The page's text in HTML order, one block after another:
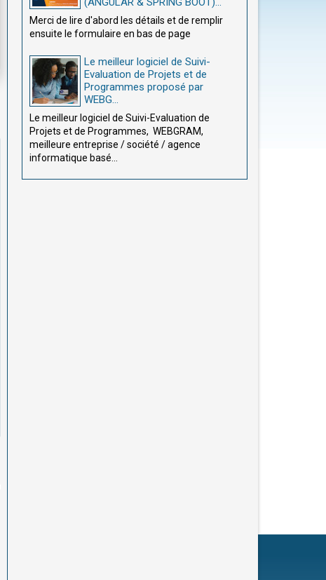
Merci de lire d'abord les détails et de remplir
ensuite le formulaire en bas de page
Le meilleur logiciel de Suivi-
Evaluation de Projets et de
Programmes proposé par
WEBG...
Le meilleur logiciel de Suivi-Evaluation de
Projets et de Programmes, WEBGRAM,
meilleure entreprise / société / agence
informatique basé...